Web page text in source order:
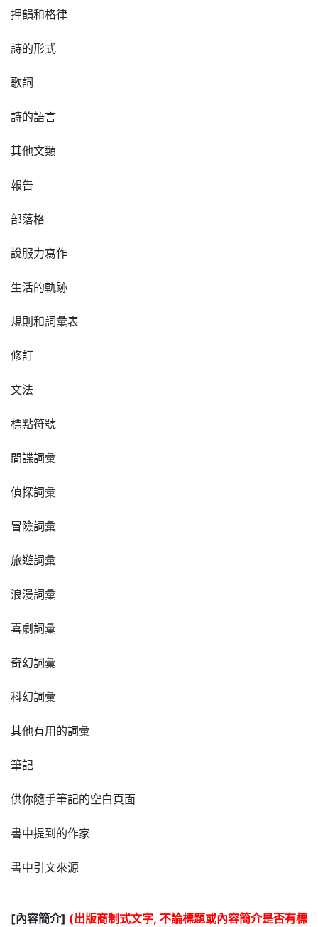
押韻和格律
詩的形式
歌詞
詩的語言
其他文類
報告
部落格
說服力寫作
生活的軌跡
規則和詞彙表
修訂
文法
標點符號
間諜詞彙
偵探詞彙
冒險詞彙
旅遊詞彙
浪漫詞彙
喜劇詞彙
奇幻詞彙
科幻詞彙
其他有用的詞彙
筆記
供你隨手筆記的空白頁面
書中提到的作家
書中引文來源
[內容簡介] (出版商制式文字, 不論標題或內容簡介是否有標